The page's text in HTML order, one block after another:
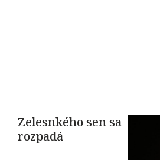
Zelesnkého sen sa
rozpadá